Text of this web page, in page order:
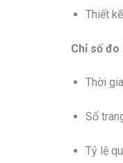
Thiết
Chỉ số đo
Thời
Số
Tỷ lệ